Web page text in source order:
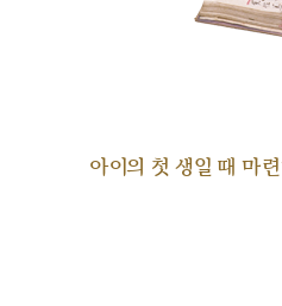
아이의 첫 생일 때 마